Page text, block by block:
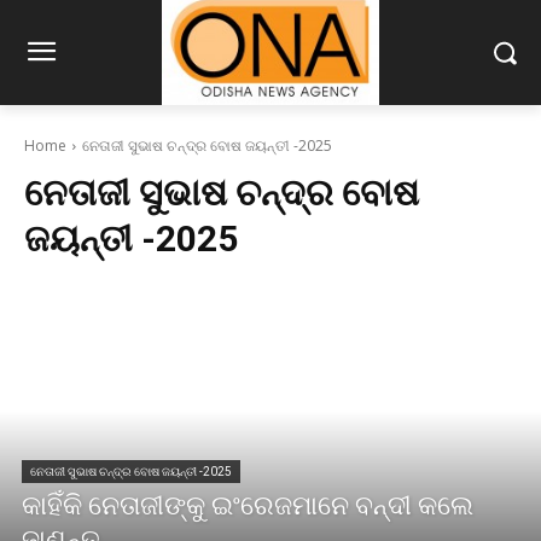
Home ନେତାଜୀ ସୁଭାଷ ଚନ୍ଦ୍ର ବୋଷ ଜୟନ୍ତୀ -2025
ନେତାଜୀ ସୁଭାଷ ଚନ୍ଦ୍ର ବୋଷ
ଜୟନ୍ତୀ -2025
ନେତାଜୀ ସୁଭାଷ ଚନ୍ଦ୍ର ବୋଷ ଜୟନ୍ତୀ -2025
କାହିଁକି ନେତାଜୀଙ୍କୁ ଇଂରେଜମାନେ ବନ୍ଦୀ କଲେ